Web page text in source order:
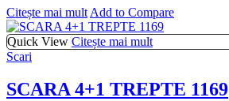
Citește mai mult Add to Compare
Quick View Citește mai mult
Scari
SCARA 4+1 TREPTE 1169